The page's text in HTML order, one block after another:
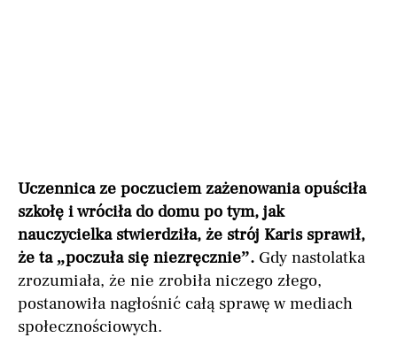
Uczennica ze poczuciem zażenowania opuściła
szkołę i wróciła do domu po tym, jak
nauczycielka stwierdziła, że strój Karis sprawił,
że ta „poczuła się niezręcznie”. Gdy nastolatka
zrozumiała, że nie zrobiła niczego złego,
postanowiła nagłośnić całą sprawę w mediach
społecznościowych.